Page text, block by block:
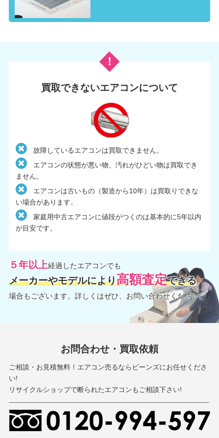
買取できないエアコンについて
故障しているエアコンは買取できません。
エアコンの状態が悪い物、汚れがひどい物は買取でき
ません。
エアコンは古いもの（製造から10年）は買取りできな
い場合があります。
家庭用中古エアコンに値段がつくのは基本的に5年以内
が目安です。
５年以上経過したエアコンでも
メーカーやモデルにより高額査定できる
場合もございます。詳しくはぜひ、お問い合わせください。
お問合わせ・買取依頼
ご相談・お見積無料！エアコン売るならビーンズにお任せくださ
い!
リサイクルショップで断られたエアコンもご相談下さい!